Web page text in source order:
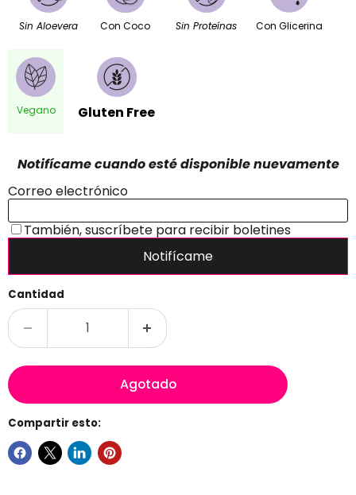
Sin Aloevera Con Coco Sin Proteínas Con Glicerina
Vegano Gluten Free
Cantidad
Agotado
Compartir esto: